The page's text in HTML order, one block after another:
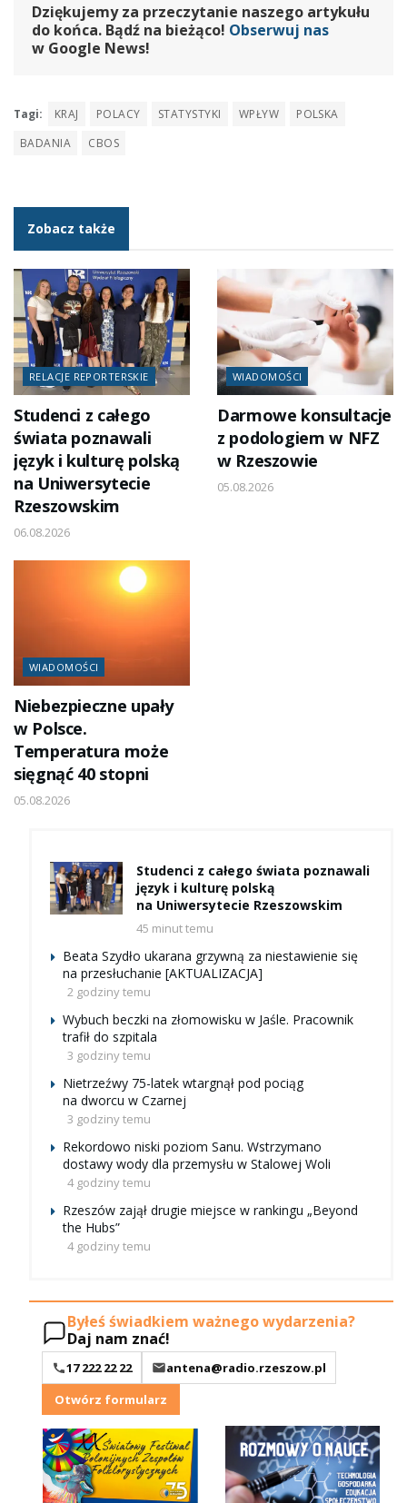
Dziękujemy za przeczytanie naszego artykułu
do końca. Bądź na bieżąco! Obserwuj nas
w Google News!
Tagi: KRAJ POLACY STATYSTYKI WPŁYW
POLSKA
BADANIA
CBOS
Zobacz także
RELACJE REPORTERSKIE
Studenci z całego
świata poznawali
język i kulturę polską
na Uniwersytecie
Rzeszowskim
06.08.2026
WIADOMOŚCI
Darmowe konsultacje
z podologiem w NFZ
w Rzeszowie
05.08.2026
WIADOMOŚCI
Niebezpieczne upały
w Polsce.
Temperatura może
sięgnąć 40 stopni
05.08.2026
Studenci z całego świata poznawali
język i kulturę polską
na Uniwersytecie Rzeszowskim
45 minut temu
Beata Szydło ukarana grzywną za niestawienie się
na przesłuchanie [AKTUALIZACJA]
2 godziny temu
Wybuch beczki na złomowisku w Jaśle. Pracownik
trafił do szpitala
3 godziny temu
Nietrzeźwy 75-latek wtargnął pod pociąg
na dworcu w Czarnej
3 godziny temu
Rekordowo niski poziom Sanu. Wstrzymano
dostawy wody dla przemysłu w Stalowej Woli
4 godziny temu
Rzeszów zajął drugie miejsce w rankingu „Beyond
the Hubs”
4 godziny temu
Byłeś świadkiem ważnego wydarzenia?
Daj nam znać!
17 222 22 22
antena@radio.rzeszow.pl
Otwórz formularz